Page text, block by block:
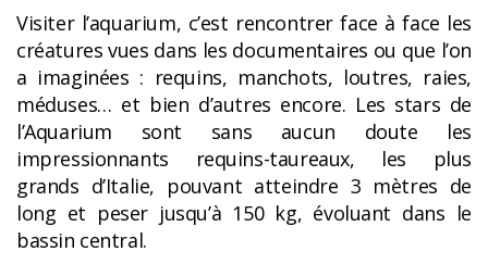
Visiter l’aquarium, c’est rencontrer face à face les
créatures vues dans les documentaires ou que l’on
a imaginées : requins, manchots, loutres, raies,
méduses… et bien d’autres encore. Les stars de
l’Aquarium sont sans aucun doute les
impressionnants requins-taureaux, les plus
grands d’Italie, pouvant atteindre 3 mètres de
long et peser jusqu’à 150 kg, évoluant dans le
bassin central.